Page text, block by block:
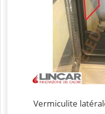
Vermiculite